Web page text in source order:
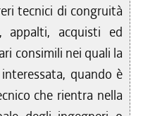
tecnici di congruità
appalti, acquisti ed
consimili nei quali la
quando è
che rientra nella